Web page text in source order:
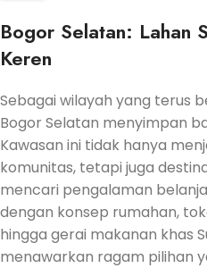
Bogor Selatan: Lahan
Keren
Sebagai wilayah yang terus
Bogor Selatan menyimpan
Kawasan ini tidak hanya
komunitas, tetapi juga
mencari pengalaman
dengan konsep rumahan,
hingga gerai makanan khas
menawarkan ragam pilihan